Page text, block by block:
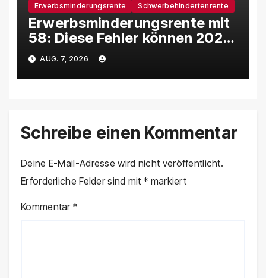
Erwerbsminderungsrente Schwerbehindertenrente
Erwerbsminderungsrente mit
58: Diese Fehler können 2026
richtig teuer werden
AUG. 7, 2026
Schreibe einen Kommentar
Deine E-Mail-Adresse wird nicht veröffentlicht.
Erforderliche Felder sind mit* markiert
Kommentar*